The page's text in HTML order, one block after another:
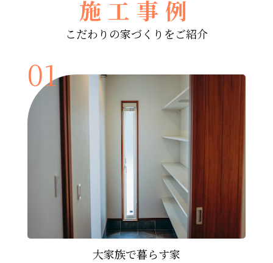
施工事例
こだわりの家づくりをご紹介
大家族で暮らす家